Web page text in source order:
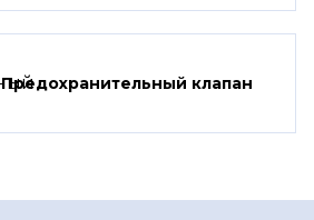
Предохранительный клапан